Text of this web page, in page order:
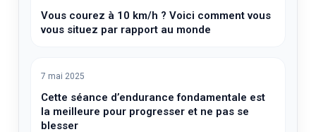
Vous courez à 10 km/h ? Voici comment vous
vous situez par rapport au monde
7 mai 2025
Cette séance d’endurance fondamentale est
la meilleure pour progresser et ne pas se
blesser